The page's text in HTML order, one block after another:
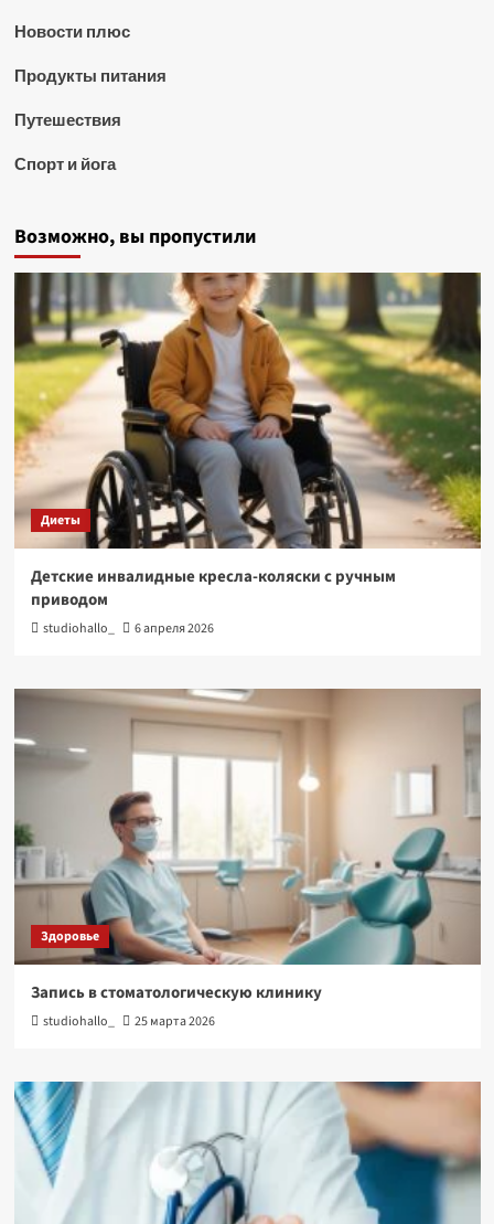
Новости плюс
Продукты питания
Путешествия
Спорт и йога
Возможно, вы пропустили
Диеты
Детские инвалидные кресла-коляски с ручным
приводом
studiohallo_ 6 апреля 2026
Здоровье
Запись в стоматологическую клинику
studiohallo_ 25 марта 2026